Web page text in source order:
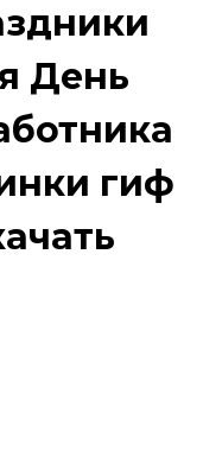
День
гиф